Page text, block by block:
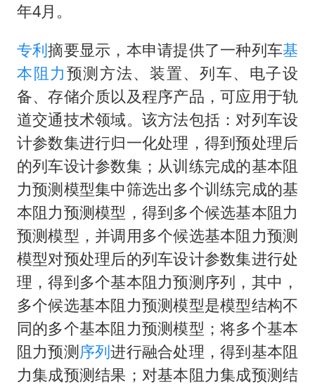
船舶避风项目停工 多地全力防台风
我国编制完成新版全月地质图
“深圳地面沉降致车辆损坏”不实
男子结婚8年发现3个女儿均非亲生
奋进开新局 实干挑大梁
年4月。
专利摘要显示，本申请提供了一种列车基
本阻力预测方法、装置、列车、电子设
备、存储介质以及程序产品，可应用于轨
道交通技术领域。该方法包括：对列车设
计参数集进行归一化处理，得到预处理后
的列车设计参数集；从训练完成的基本阻
力预测模型集中筛选出多个训练完成的基
本阻力预测模型，得到多个候选基本阻力
预测模型，并调用多个候选基本阻力预测
模型对预处理后的列车设计参数集进行处
理，得到多个基本阻力预测序列，其中，
多个候选基本阻力预测模型是模型结构不
同的多个基本阻力预测模型；将多个基本
阻力预测序列进行融合处理，得到基本阻
力集成预测结果；对基本阻力集成预测结